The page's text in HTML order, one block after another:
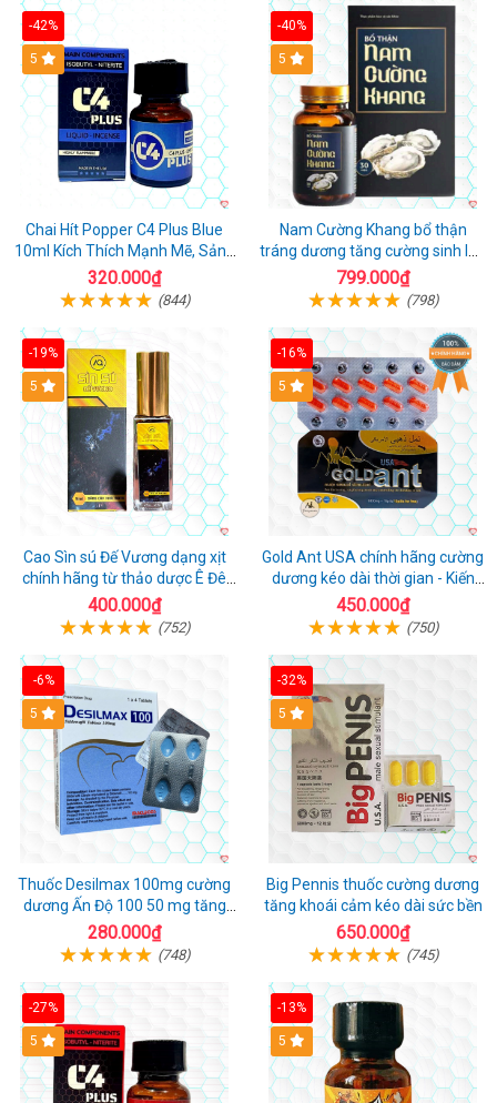
-42%
5
Chai Hít Popper C4 Plus Blue
10ml Kích Thích Mạnh Mẽ, Sảng
Khoái
320.000₫
(844)
-40%
5
Nam Cường Khang bổ thận
tráng dương tăng cường sinh lực
nam
799.000₫
(798)
-19%
5
Cao Sìn sú Đế Vương dạng xịt
chính hãng từ thảo dược Ê Đê
Việt Nam
400.000₫
(752)
-16%
5
Gold Ant USA chính hãng cường
dương kéo dài thời gian - Kiến
Vàng Đen Tây Tạng
450.000₫
(750)
-6%
5
Thuốc Desilmax 100mg cường
dương Ấn Độ 100 50 mg tăng
sinh lý tốt nhất
280.000₫
(748)
-32%
5
Big Pennis thuốc cường dương
tăng khoái cảm kéo dài sức bền
650.000₫
(745)
-27%
5
-13%
5